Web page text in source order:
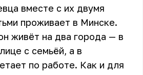
вместе с их двумя
проживает в Минске.
живёт на два города — в
с семьёй, а в
по работе. Как и для